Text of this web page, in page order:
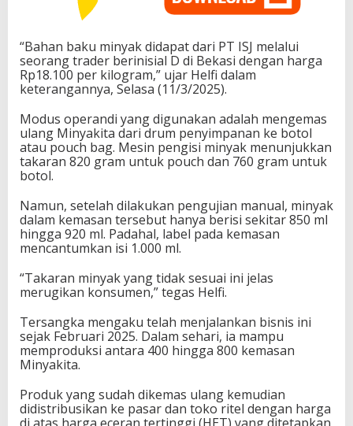
“Bahan baku minyak didapat dari PT ISJ melalui
seorang trader berinisial D di Bekasi dengan harga
Rp18.100 per kilogram,” ujar Helfi dalam
keterangannya, Selasa (11/3/2025).
Modus operandi yang digunakan adalah mengemas
ulang Minyakita dari drum penyimpanan ke botol
atau pouch bag. Mesin pengisi minyak menunjukkan
takaran 820 gram untuk pouch dan 760 gram untuk
botol.
Namun, setelah dilakukan pengujian manual, minyak
dalam kemasan tersebut hanya berisi sekitar 850 ml
hingga 920 ml. Padahal, label pada kemasan
mencantumkan isi 1.000 ml.
“Takaran minyak yang tidak sesuai ini jelas
merugikan konsumen,” tegas Helfi.
Tersangka mengaku telah menjalankan bisnis ini
sejak Februari 2025. Dalam sehari, ia mampu
memproduksi antara 400 hingga 800 kemasan
Minyakita.
Produk yang sudah dikemas ulang kemudian
didistribusikan ke pasar dan toko ritel dengan harga
di atas harga eceran tertinggi (HET) yang ditetapkan